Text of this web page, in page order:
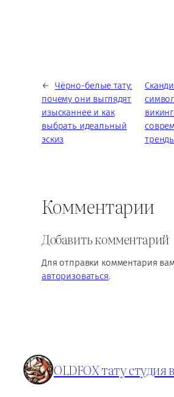
← Чёрно-белые тату:
почему они выглядят
изысканнее и как
выбрать идеальный
эскиз
Комментарии
Добавить комментарий
Для отправки комментария
авторизоваться.
OLDFOX тату студия